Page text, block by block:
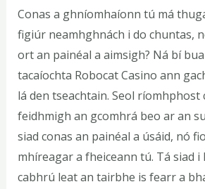
Conas a ghníomhaíonn tú má
figiúr neamhghnách i do chuntas,
ort an painéal a aimsigh? Ná bí
tacaíochta Robocat Casino ann
lá den tseachtain. Seol ríomhphost
feidhmigh an gcomhrá beo ar an
siad conas an painéal a úsáid, nó
mhíreagar a fheiceann tú. Tá siad i
cabhrú leat an tairbhe is fearr a